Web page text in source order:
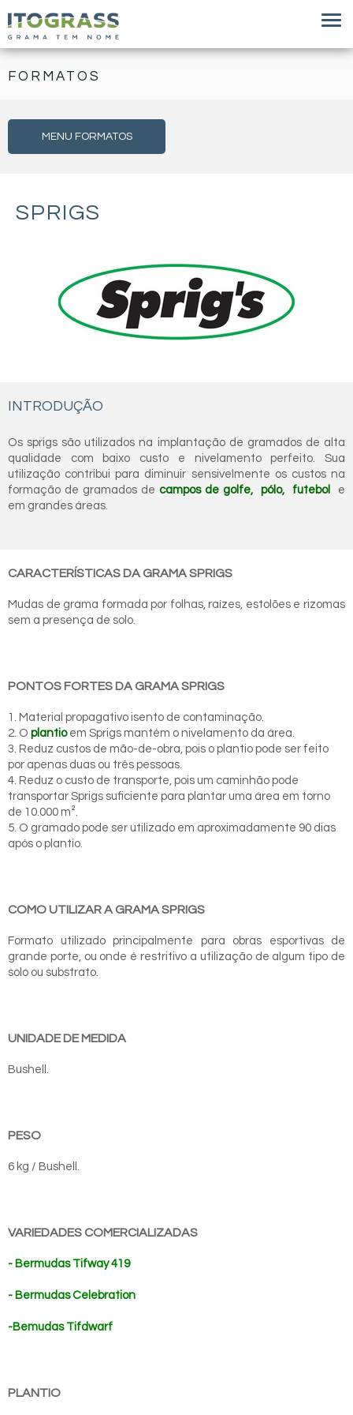
FORMATOS
MENU FORMATOS
SPRIGS
INTRODUÇÃO
Os sprigs são utilizados na implantação de gramados de alta
qualidade com baixo custo e nivelamento perfeito. Sua
utilização contribui para diminuir sensivelmente os custos na
formação de gramados de campos de golfe, pólo, futebol e
em grandes áreas.
CARACTERÍSTICAS DA GRAMA SPRIGS
Mudas de grama formada por folhas, raízes, estolões e rizomas
sem a presença de solo.
PONTOS FORTES DA GRAMA SPRIGS
1. Material propagativo isento de contaminação.
2. O plantioem Sprigs mantém o nivelamento da área.
3. Reduz custos de mão-de-obra, pois o plantio pode ser feito
por apenas duas ou três pessoas.
4. Reduz o custo de transporte, pois um caminhão pode
transportar Sprigs suficiente para plantar uma área em torno
de 10.000 m².
5. O gramado pode ser utilizado em aproximadamente 90 dias
após o plantio.
COMO UTILIZAR A GRAMA SPRIGS
Formato utilizado principalmente para obras esportivas de
grande porte, ou onde é restritivo a utilização de algum tipo de
solo ou substrato.
UNIDADE DE MEDIDA
Bushell.
PESO
6 kg / Bushell.
VARIEDADES COMERCIALIZADAS
- Bermudas Tifway 419
- Bermudas Celebration
-Bemudas Tifdwarf
PLANTIO